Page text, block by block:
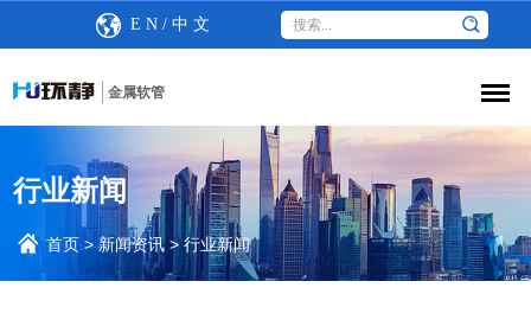
E N/ 中 文
金属软管
行业新闻
首页>新闻资讯 >行业新闻